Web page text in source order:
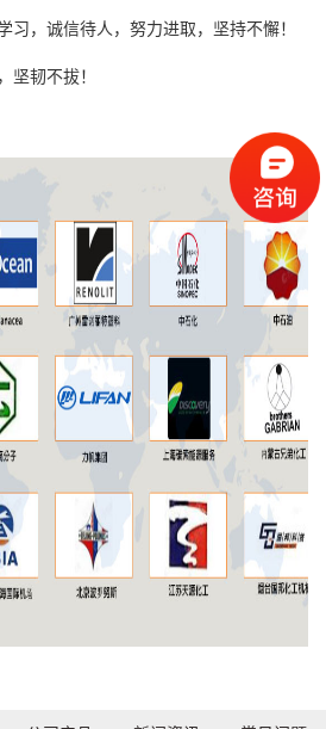
习，诚信待人，努力进取，坚持不懈！
坚韧不拔！